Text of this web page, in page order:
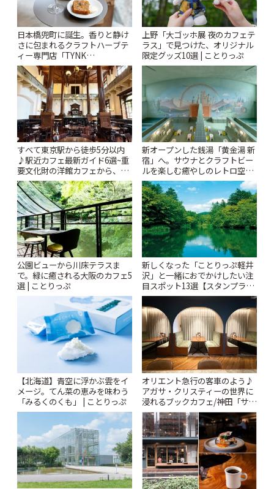
日本橋兜町に誕生。香りと静け
さに包まれるクラフトハーブテ
ィー専門店「TYNK
Kabutocho」 | ことりっぷ
上野「大ゴッホ展 夜のカフェテ
ラス」で見つけた、オリジナル
限定グッズ10選 | ことりっぷ
すべて東京駅から徒歩5分以内
♪駅近カフェ最新ガイド6選~重
要文化財の洋館カフェから、改
札すぐのレトロ喫茶まで~ | こと
りっぷ
新オープンした銭湯「黄金湯 新
宿」へ。サウナとクラフトビー
ルを楽しむ癒やしのレトロ空間
| ことりっぷ
公園ビューから川床テラスま
で。緑に癒される大阪のカフェ5
選 | ことりっぷ
新しくなった「ことりっぷ軽井
沢」と一緒におでかけしたい注
目スポット13選【スタンプラリ
ー開催中】 | ことりっぷ
【北海道】青空に浮かぶ雲をイ
メージ。てん菜の恵みを味わう
「みるくのくも」 | ことりっぷ
オリエント急行の客車のよう♪
アガサ・クリスティーの世界に
浸れるブックカフェ/神田「サロ
ンクリスティ」 | ことりっぷ